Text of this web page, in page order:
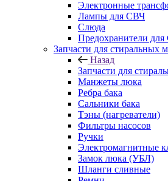
Электронные
Лампы для СВЧ
Слюда
Предохранители
Запчасти для стиральных
Назад
Запчасти для
Манжеты люка
Ребра бака
Сальники бака
Тэны (нагреватели)
Фильтры насосов
Ручки
Электромагнитные
Замок люка (УБЛ)
Шланги сливные